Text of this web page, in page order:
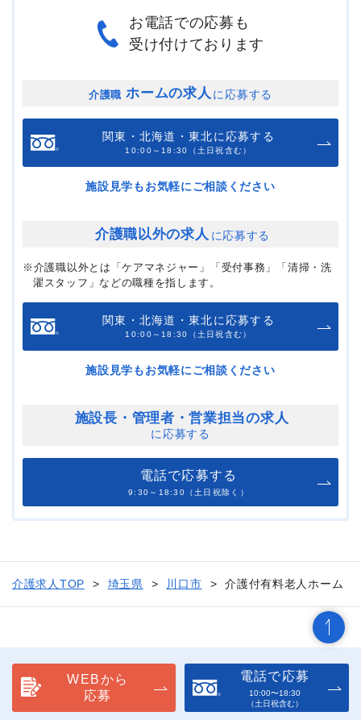
お電話での応募も
受け付けております
介護職 ホームの求人 に応募する
関東・北海道・東北に応募する
10:00～18:30（土日祝含む）
施設見学もお気軽にご相談ください
介護職以外の求人 に応募する
※介護職以外とは「ケアマネジャー」「受付事務」「清掃・洗
濯スタッフ」などの職種を指します。
関東・北海道・東北に応募する
10:00～18:30（土日祝含む）
施設見学もお気軽にご相談ください
施設長・管理者・営業担当の求人
に応募する
電話で応募する
9:30～18:30（土日祝除く）
介護求人TOP 埼玉県 川口市 介護付有料老人ホーム
WEBから
応募
電話で応募
10:00〜18:30
（土日祝含む）